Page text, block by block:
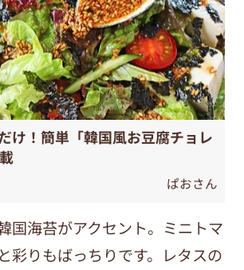
け！簡単「韓国風お豆腐チョレ
ぱおさん
国海苔がアクセント。ミニトマ
彩りもばっちりです。レタスの